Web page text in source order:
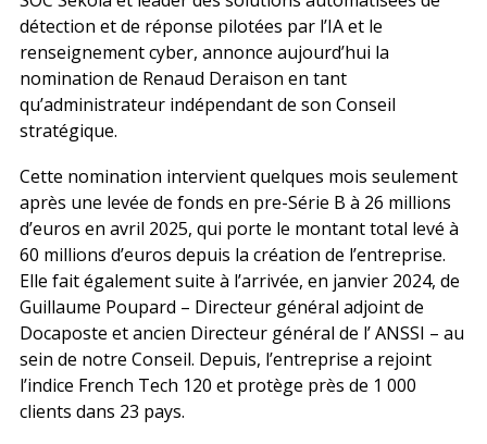
détection et de réponse pilotées par l’IA et le
renseignement cyber, annonce aujourd’hui la
nomination de Renaud Deraison en tant
qu’administrateur indépendant de son Conseil
stratégique.
Cette nomination intervient quelques mois seulement
après une levée de fonds en pre-Série B à 26 millions
d’euros en avril 2025, qui porte le montant total levé à
60 millions d’euros depuis la création de l’entreprise.
Elle fait également suite à l’arrivée, en janvier 2024, de
Guillaume Poupard – Directeur général adjoint de
Docaposte et ancien Directeur général de l’ ANSSI – au
sein de notre Conseil. Depuis, l’entreprise a rejoint
l’indice French Tech 120 et protège près de 1 000
clients dans 23 pays.